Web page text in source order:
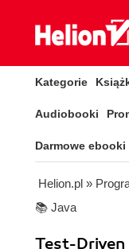
Kategorie
Audiobooki
Darmowe ebooki
Helion.pl »
📚 Java
Test-